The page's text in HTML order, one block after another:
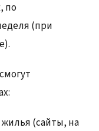
по
(при
(сайты, на